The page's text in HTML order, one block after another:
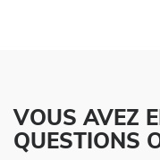
VOUS AVEZ
QUESTIONS